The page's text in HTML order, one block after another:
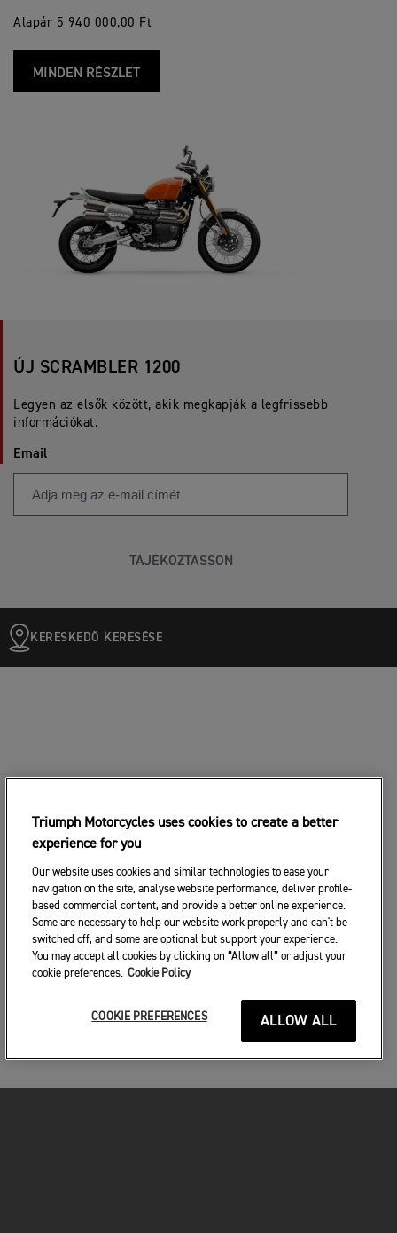
Alapár 5 940 000,00 Ft
MINDEN RÉSZLET
ÚJ SCRAMBLER 1200
Legyen az elsők között, akik megkapják a legfrissebb
információkat.
Email
TÁJÉKOZTASSON
KERESKEDŐ KERESÉSE
Triumph Motorcycles uses cookies to create a better
experience for you
Our website uses cookies and similar technologies to ease your
navigation on the site, analyse website performance, deliver profile-
based commercial content, and provide a better online experience.
Some are necessary to help our website work properly and can't be
switched off, and some are optional but support your experience.
You may accept all cookies by clicking on “Allow all” or adjust your
cookie preferences. Cookie Policy
ALLOW ALL
COOKIE PREFERENCES